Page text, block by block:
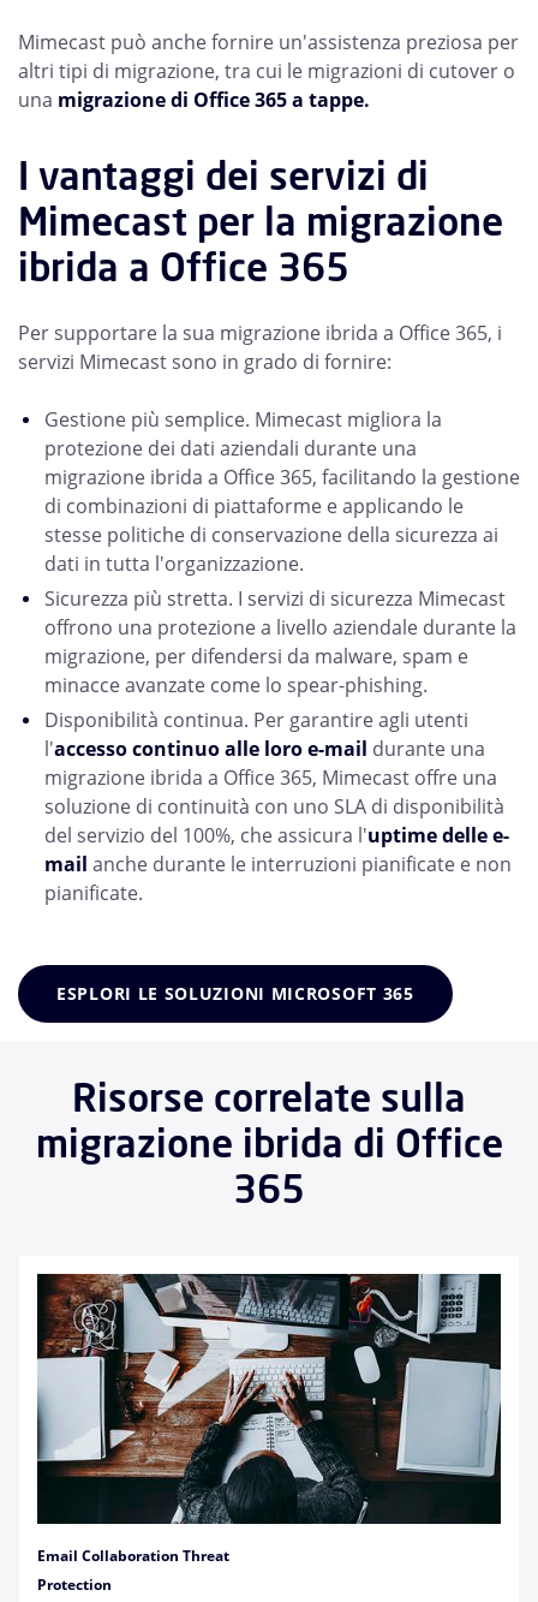
Mimecast può anche fornire un'assistenza preziosa per
altri tipi di migrazione, tra cui le migrazioni di cutover o
una migrazione di Office 365 a tappe.
I vantaggi dei servizi di
Mimecast per la migrazione
ibrida a Office 365
Per supportare la sua migrazione ibrida a Office 365, i
servizi Mimecast sono in grado di fornire:
Gestione più semplice. Mimecast migliora la
protezione dei dati aziendali durante una
migrazione ibrida a Office 365, facilitando la gestione
di combinazioni di piattaforme e applicando le
stesse politiche di conservazione della sicurezza ai
dati in tutta l'organizzazione.
Sicurezza più stretta. I servizi di sicurezza Mimecast
offrono una protezione a livello aziendale durante la
migrazione, per difendersi da malware, spam e
minacce avanzate come lo spear-phishing.
Disponibilità continua. Per garantire agli utenti
l'accesso continuo alle loro e-mail durante una
migrazione ibrida a Office 365, Mimecast offre una
soluzione di continuità con uno SLA di disponibilità
del servizio del 100%, che assicura l'uptime delle e-
mail anche durante le interruzioni pianificate e non
pianificate.
ESPLORI LE SOLUZIONI MICROSOFT 365
Risorse correlate sulla
migrazione ibrida di Office
365
Email Collaboration Threat
Protection